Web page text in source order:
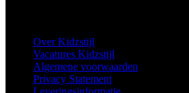
Over Kidzstijl
Vacatures Kidzstijl
Algemene voorwaarden
Privacy Statement